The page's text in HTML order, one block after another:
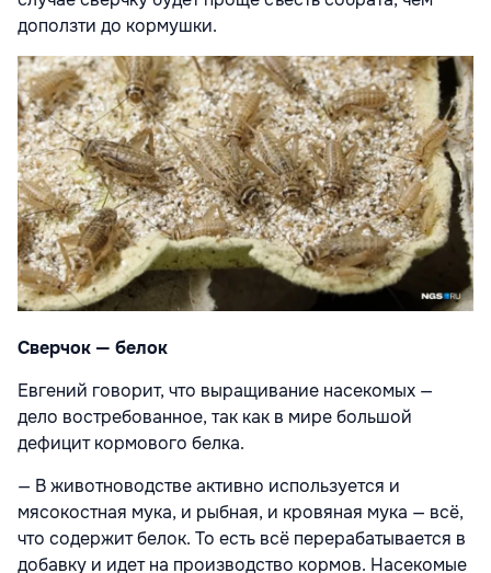
доползти до кормушки.
Сверчок — белок
Евгений говорит, что выращивание насекомых —
дело востребованное, так как в мире большой
дефицит кормового белка.
— В животноводстве активно используется и
мясокостная мука, и рыбная, и кровяная мука — всё,
что содержит белок. То есть всё перерабатывается в
добавку и идет на производство кормов. Насекомые